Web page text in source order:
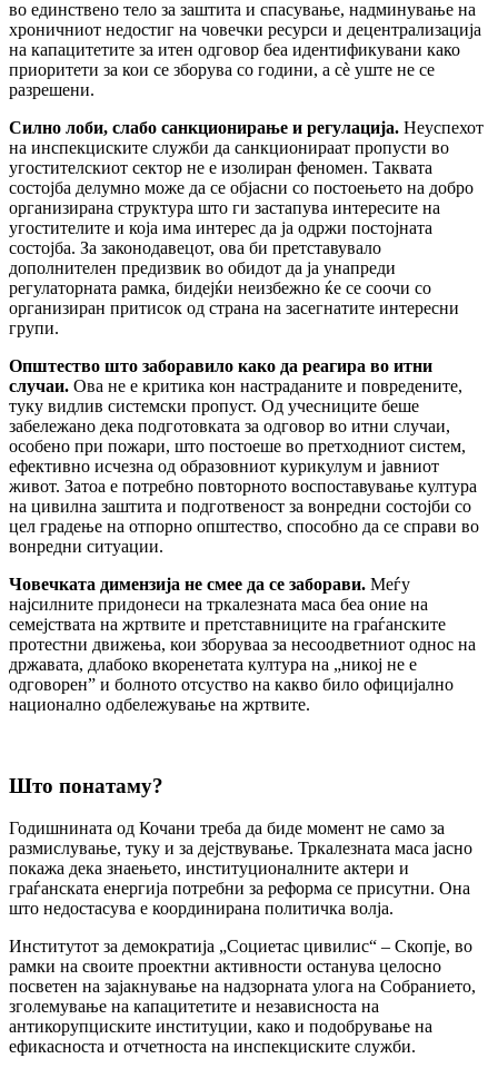
во единствено тело за заштита и спасување, надминување на
хроничниот недостиг на човечки ресурси и децентрализација
на капацитетите за итен одговор беа идентификувани како
приоритети за кои се зборува со години, а сè уште не се
разрешени.
Силно лоби, слабо санкционирање и регулација. Неуспехот
на инспекциските служби да санкционираат пропусти во
угостителскиот сектор не е изолиран феномен. Таквата
состојба делумно може да се објасни со постоењето на добро
организирана структура што ги застапува интересите на
угостителите и која има интерес да ја одржи постојната
состојба. За законодавецот, ова би претставувало
дополнителен предизвик во обидот да ја унапреди
регулаторната рамка, бидејќи неизбежно ќе се соочи со
организиран притисок од страна на засегнатите интересни
групи.
Општество што заборавило како да реагира во итни
случаи. Ова не е критика кон настраданите и повредените,
туку видлив системски пропуст. Од учесниците беше
забележано дека подготовката за одговор во итни случаи,
особено при пожари, што постоеше во претходниот систем,
ефективно исчезна од образовниот курикулум и јавниот
живот. Затоа е потребно повторното воспоставување култура
на цивилна заштита и подготвеност за вонредни состојби со
цел градење на отпорно општество, способно да се справи во
вонредни ситуации.
Човечката димензија не смее да се заборави. Меѓу
најсилните придонеси на тркалезната маса беа оние на
семејствата на жртвите и претставниците на граѓанските
протестни движења, кои зборуваа за несоодветниот однос на
државата, длабоко вкоренетата култура на „никој не е
одговорен” и болното отсуство на какво било официјално
национално одбележување на жртвите.
Што понатаму?
Годишнината од Кочани треба да биде момент не само за
размислување, туку и за дејствување. Тркалезната маса јасно
покажа дека знаењето, институционалните актери и
граѓанската енергија потребни за реформа се присутни. Она
што недостасува е координирана политичка волја.
Институтот за демократија „Социетас цивилис“ – Скопје, во
рамки на своите проектни активности останува целосно
посветен на зајакнување на надзорната улога на Собранието,
зголемување на капацитетите и независноста на
антикорупциските институции, како и подобрување на
ефикасноста и отчетноста на инспекциските служби.